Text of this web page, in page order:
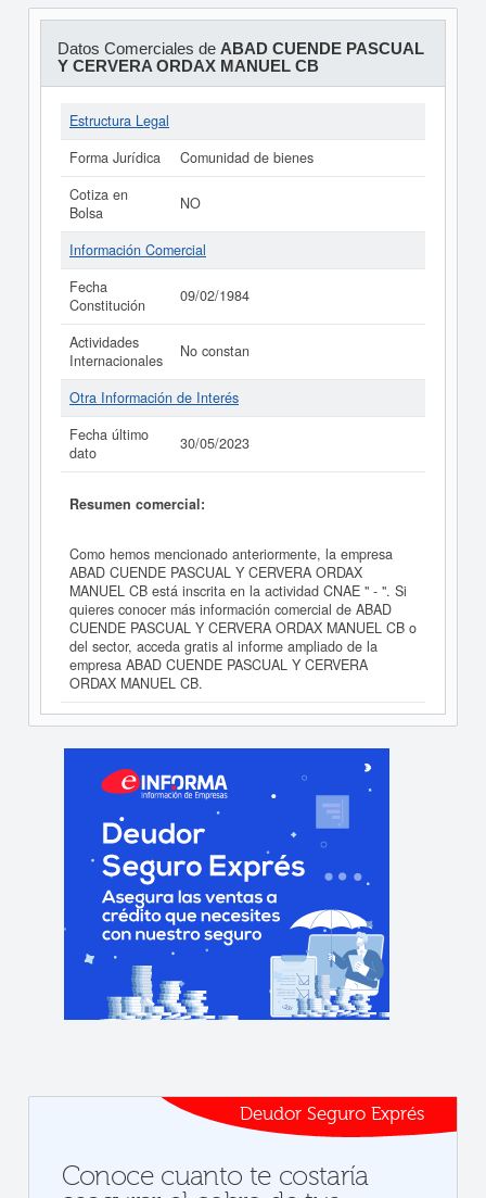
Datos Comerciales de ABAD CUENDE PASCUAL
Y CERVERA ORDAX MANUEL CB
Estructura Legal
Forma Jurídica
Comunidad de bienes
Cotiza en
Bolsa
NO
Información Comercial
Fecha
Constitución
09/02/1984
Actividades
Internacionales
No constan
Otra Información de Interés
Fecha último
dato
30/05/2023
Resumen comercial:
Como hemos mencionado anteriormente, la empresa
ABAD CUENDE PASCUAL Y CERVERA ORDAX
MANUEL CB está inscrita en la actividad CNAE " - ". Si
quieres conocer más información comercial de ABAD
CUENDE PASCUAL Y CERVERA ORDAX MANUEL CB o
del sector, acceda gratis al informe ampliado de la
empresa ABAD CUENDE PASCUAL Y CERVERA
ORDAX MANUEL CB.
Deudor Seguro Exprés
Conoce cuanto te costaría